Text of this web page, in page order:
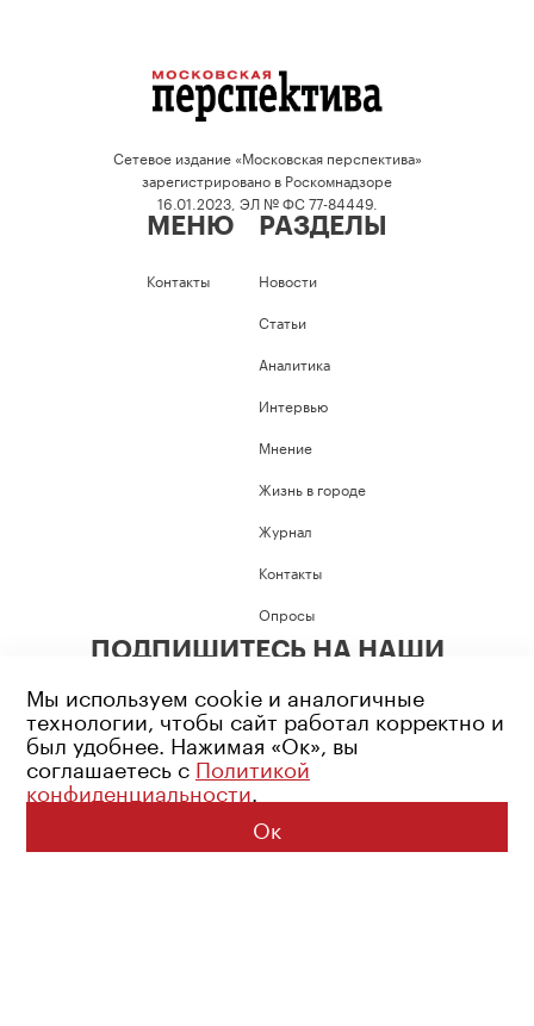
Сетевое издание «Московская перспектива»
зарегистрировано в Роскомнадзоре
16.01.2023, ЭЛ № ФС 77-84449.
МЕНЮ
Контакты
РАЗДЕЛЫ
Новости
Статьи
Аналитика
Интервью
Мнение
Жизнь в городе
Журнал
Контакты
Опросы
ПОДПИШИТЕСЬ НА НАШИ
Возрастное ограничение: 16+
Политика конфиденциальности
© 2026 Все права защищены
Мы используем cookie и аналогичные
технологии, чтобы сайт работал корректно и
был удобнее. Нажимая «Ок», вы
соглашаетесь с Политикой
конфиденциальности.
Ок